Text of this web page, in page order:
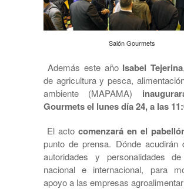
Salón Gourmets
Además este año Isabel Tejerina
de agricultura y pesca,
ambiente (MAPAMA)
Gourmets el lunes día 24, a las
El acto comenzará en el
punto de prensa. Dónde acudirán
autoridades y personalidades
nacional e internacional, para
apoyo a las empresas